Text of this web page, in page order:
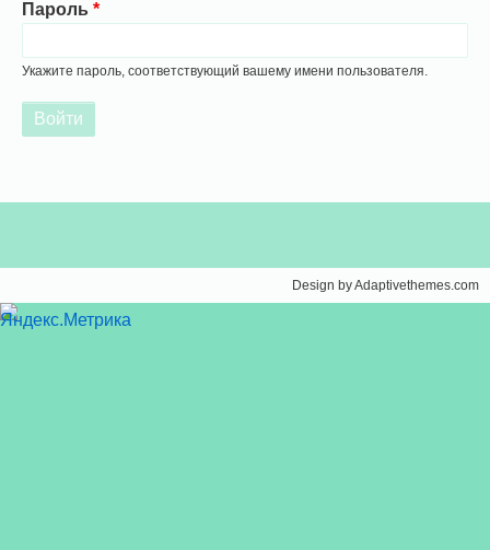
Пароль
Укажите пароль, соответствующий вашему имени пользователя.
Design by Adaptivethemes.com